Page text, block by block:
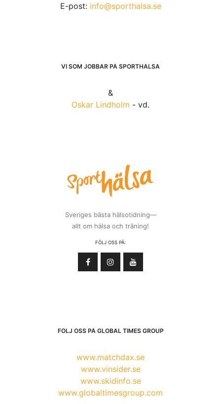
E-post: info@sporthalsa.se
VI SOM JOBBAR PÅ SPORTHÄLSA
&
Oskar Lindholm - vd.
Sveriges bästa hälsotidning—
allt om hälsa och träning!
FÖLJ OSS PÅ:
FÖLJ OSS PÅ GLOBAL TIMES GROUP
www.matchdax.se
www.vinsider.se
www.skidinfo.se
www.globaltimesgroup.com